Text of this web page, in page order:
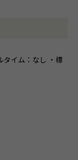
タイム：なし ・標